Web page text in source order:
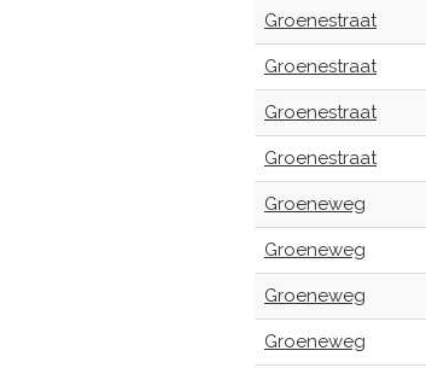
Groenestraat
Groenestraat
Groenestraat
Groenestraat
Groeneweg
Groeneweg
Groeneweg
Groeneweg